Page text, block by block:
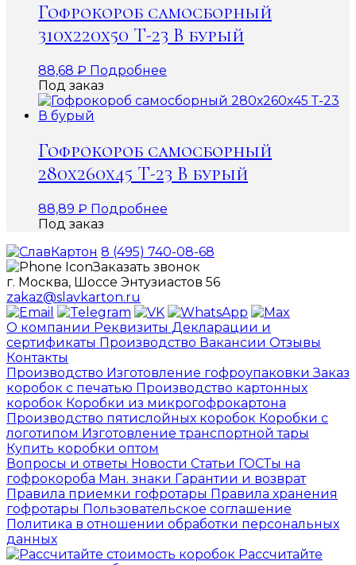
Гофрокороб самосборный
310х220х50 Т-23 В бурый
88,68 ₽ Подробнее
Под заказ
Гофрокороб самосборный
280х260х45 Т-23 В бурый
88,89 ₽ Подробнее
Под заказ
8 (495) 740-08-68
Заказать звонок
г. Москва, Шоссе Энтузиастов 56
zakaz@slavkarton.ru
О компании Реквизиты Декларации и
сертификаты Производство Вакансии Отзывы
Контакты
Производство Изготовление гофроупаковкиЗаказ
коробок с печатью Производство картонных
коробок Коробки из микрогофрокартона
Производство пятислойных коробок Коробки с
логотипом Изготовление транспортной тары
Купить коробки оптом
Вопросы и ответы Новости Статьи ГОСТы на
гофрокороба Ман. знаки Гарантии и возврат
Правила приемки гофротары Правила хранения
гофротары Пользовательское соглашение
Политика в отношении обработки персональных
данных
Рассчитайте